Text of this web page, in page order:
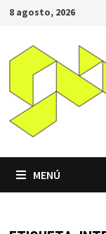
Saltar
contenido
8 agosto, 2026
MENÚ